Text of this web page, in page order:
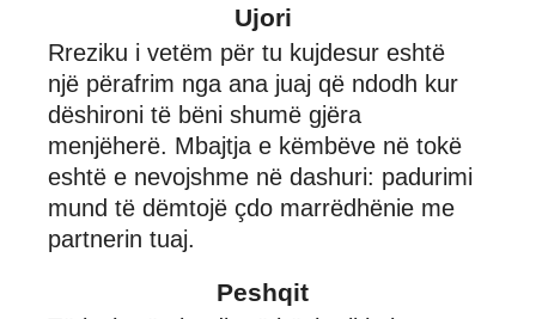
Ujori
Rreziku i vetëm për tu kujdesur eshtë
një përafrim nga ana juaj që ndodh kur
dëshironi të bëni shumë gjëra
menjëherë. Mbajtja e këmbëve në tokë
eshtë e nevojshme në dashuri: padurimi
mund të dëmtojë çdo marrëdhënie me
partnerin tuaj.
Peshqit